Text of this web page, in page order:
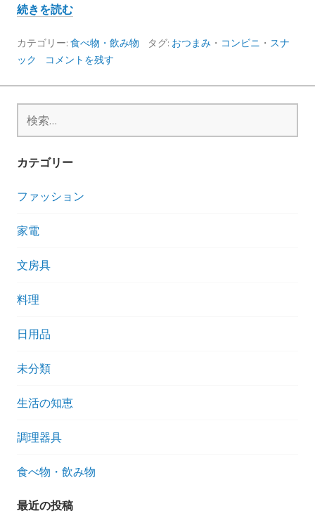
て
た
感
続きを読むMIINO
ら
豆
味
た
想
カテゴリー: 食べ物・飲み物 タグ: おつまみ ・ コンビニ ・ スナ
ック
コメントを残す
索:
カテゴリー
ファッション
家電
文房具
料理
日用品
未分類
生活の知恵
調理器具
食べ物・飲み物
最近の投稿